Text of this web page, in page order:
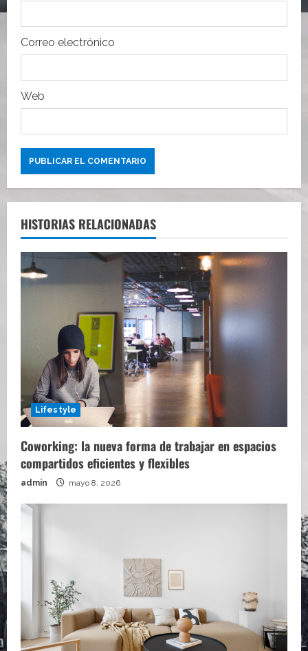
a
d
a
s
Correo electrónico
Web
HISTORIAS RELACIONADAS
Lifestyle
Coworking: la nueva forma de trabajar en espacios
compartidos eficientes y flexibles
admin mayo 8, 2026